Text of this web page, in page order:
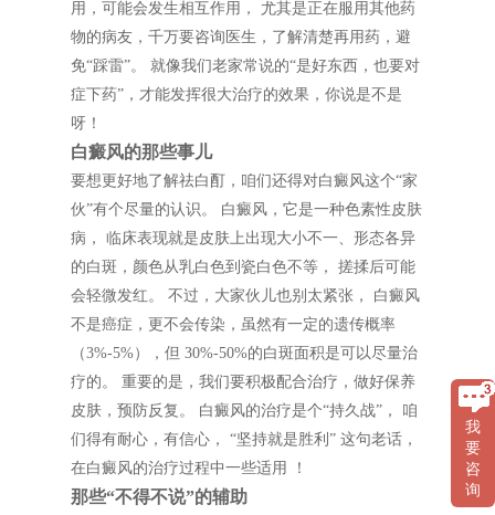
用，可能会发生相互作用， 尤其是正在服用其他药
物的病友，千万要咨询医生，了解清楚再用药，避
免“踩雷”。 就像我们老家常说的“是好东西，也要对
症下药”，才能发挥很大治疗的效果，你说是不是
呀！
白癜风的那些事儿
要想更好地了解祛白酊，咱们还得对白癜风这个“家
伙”有个尽量的认识。 白癜风，它是一种色素性皮肤
病， 临床表现就是皮肤上出现大小不一、形态各异
的白斑，颜色从乳白色到瓷白色不等， 搓揉后可能
会轻微发红。 不过，大家伙儿也别太紧张， 白癜风
不是癌症，更不会传染，虽然有一定的遗传概率
（3%-5%），但 30%-50%的白斑面积是可以尽量治
疗的。 重要的是，我们要积极配合治疗，做好保养
皮肤，预防反复。 白癜风的治疗是个“持久战”， 咱
们得有耐心，有信心， “坚持就是胜利” 这句老话，
在白癜风的治疗过程中一些适用 ！
那些“不得不说”的辅助
我
要
咨
询